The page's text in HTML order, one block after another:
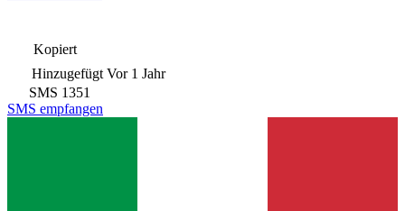
Kopiert
Hinzugefügt Vor 1 Jahr
SMS 1351
SMS empfangen